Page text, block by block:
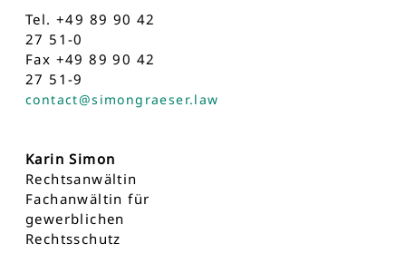
Tel. +49 89 90 42
27 51-0
Fax +49 89 90 42
27 51-9
contact@simongraeser.law
Karin Simon
Rechtsanwältin
Fachanwältin für
gewerblichen
Rechtsschutz